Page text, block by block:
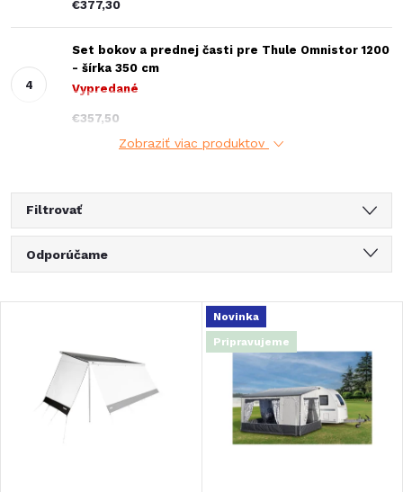
€377,30
Set bokov a prednej časti pre Thule Omnistor 1200
- šírka 350 cm
Vypredané
€357,50
Zobraziť viac produktov
Filtrovať
R
a
Odporúčame
Najpredávanejšie
Abecedne
Novinka
Pripravujeme